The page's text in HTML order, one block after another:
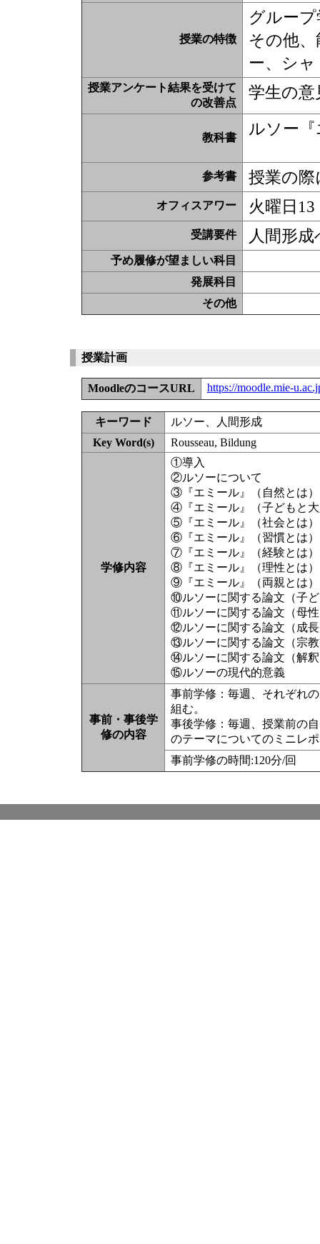
授業の特徴
グルー
その他
ー、シ
授業アンケート結果を受けて
の改善点
学生の意
教科書 ルソー
参考書 授業の
オフィスアワー 火曜日
受講要件 人間形
予め履修が望ましい科目
発展科目
その他
授業計画
MoodleのコースURL https://moodle.mie-
キーワード
ルソー、人間形成
Key Word(s)
Rousseau, Bildung
学修内容
①導入
②ルソーについて
③『エミール』（自然とは）
④『エミール』（子どもと
⑤『エミール』（社会とは）
⑥『エミール』（習慣とは）
⑦『エミール』（経験とは）
⑧『エミール』（理性とは）
⑨『エミール』（両親とは）
⑩ルソーに関する論文（子
⑪ルソーに関する論文（母
⑫ルソーに関する論文（成
⑬ルソーに関する論文（宗
⑭ルソーに関する論文（解
⑮ルソーの現代的意義
事前・事後学
修の内容
事前学修：毎週、それぞれ
組む。
事後学修：毎週、授業前の
のテーマについてのミニレ
事前学修の時間:120分/回